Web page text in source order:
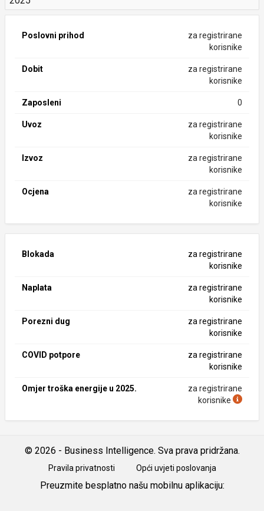
Poslovni prihod
za registrirane
korisnike
Dobit
za registrirane
korisnike
Zaposleni 0
Uvoz
za registrirane
korisnike
Izvoz
za registrirane
korisnike
Ocjena
za registrirane
korisnike
Blokada
za registrirane
korisnike
Naplata
za registrirane
korisnike
Porezni dug
za registrirane
korisnike
COVID potpore
za registrirane
korisnike
Omjer troška energije u 2025.
za registrirane
korisnike
© 2026 - Business Intelligence. Sva prava pridržana.
Pravila privatnosti Opći uvjeti poslovanja
Preuzmite besplatno našu mobilnu aplikaciju: